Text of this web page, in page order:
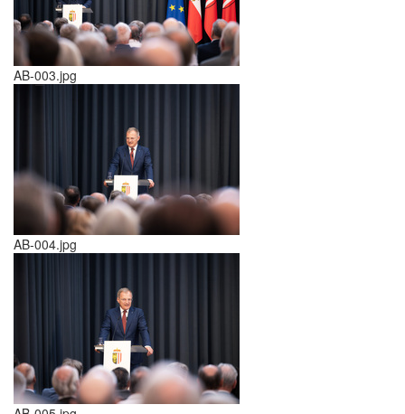
AB-003.jpg
AB-004.jpg